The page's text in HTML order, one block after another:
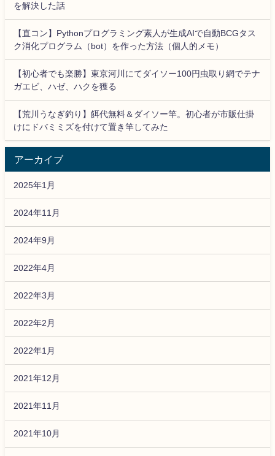
を解決した話
【直コン】Pythonプログラミング素人が生成AIで自動BCGタス
ク消化プログラム（bot）を作った方法（個人的メモ）
【初心者でも楽勝】東京河川にてダイソー100円虫取り網でテナ
ガエビ、ハゼ、ハクを獲る
【荒川うなぎ釣り】餌代無料＆ダイソー竿。初心者が市販仕掛
けにドバミミズを付けて置き竿してみた
アーカイブ
2025年1月
2024年11月
2024年9月
2022年4月
2022年3月
2022年2月
2022年1月
2021年12月
2021年11月
2021年10月